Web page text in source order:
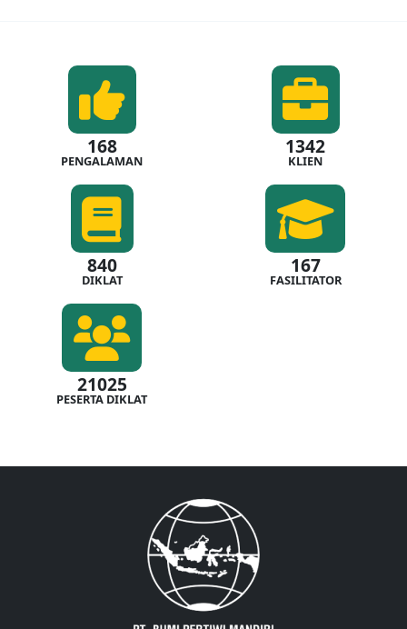
168
PENGALAMAN
1342
KLIEN
840
DIKLAT
167
FASILITATOR
21025
PESERTA DIKLAT